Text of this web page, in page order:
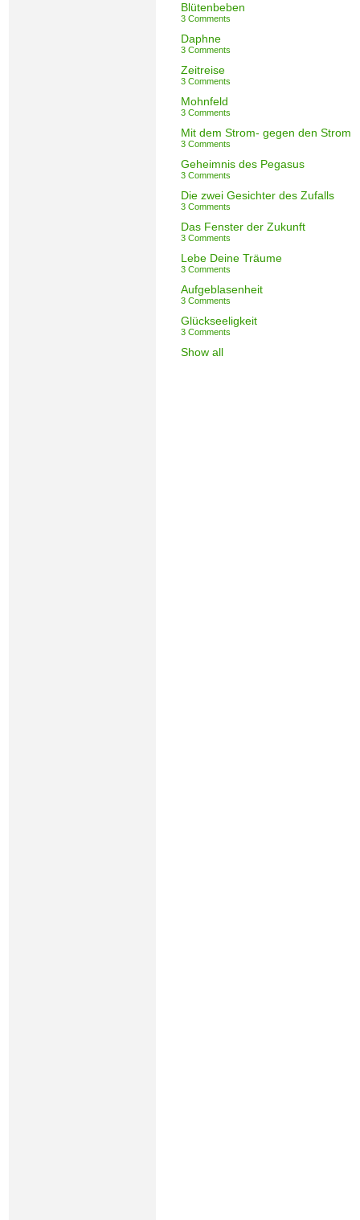
Blütenbeben
3 Comments
Daphne
3 Comments
Zeitreise
3 Comments
Mohnfeld
3 Comments
Mit dem Strom- gegen den Strom
3 Comments
Geheimnis des Pegasus
3 Comments
Die zwei Gesichter des Zufalls
3 Comments
Das Fenster der Zukunft
3 Comments
Lebe Deine Träume
3 Comments
Aufgeblasenheit
3 Comments
Glückseeligkeit
3 Comments
Show all